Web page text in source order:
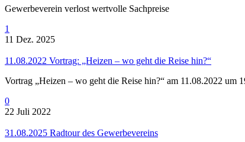
Gewerbeverein verlost wertvolle Sachpreise
1
11 Dez. 2025
11.08.2022 Vortrag: „Heizen – wo geht die Reise hin?“
Vortrag „Heizen – wo geht die Reise hin?“ am 11.08.2022 um
0
22 Juli 2022
31.08.2025 Radtour des Gewerbevereins